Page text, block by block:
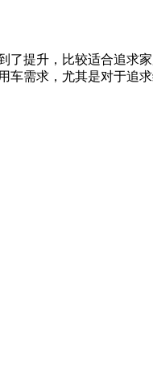
提升，比较适合追求
需求，尤其是对于追